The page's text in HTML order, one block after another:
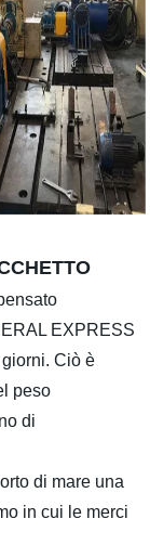
EXPRESS
Ciò è
peso
di
di mare una
in cui le merci